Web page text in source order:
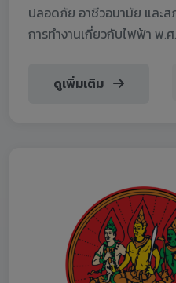
ปลอดภัย อาชีวอนามัย และส
การทำงานเกี่ยวกับไฟฟ้า พ.ศ
ดูเพิ่มเติม